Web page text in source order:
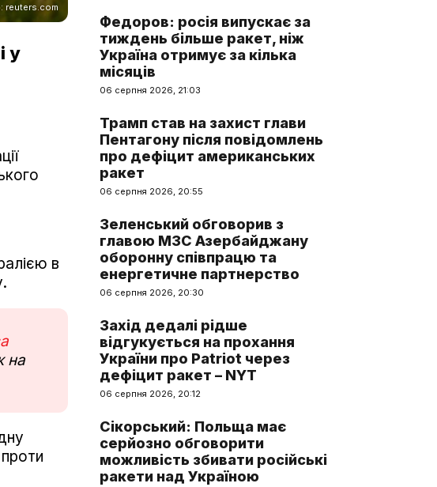
reuters.com
у
в
на
Федоров: росія випускає за
тиждень більше ракет, ніж
Україна отримує за кілька
місяців
06 серпня 2026, 21:03
Трамп став на захист глави
Пентагону після повідомлень
про дефіцит американських
ракет
06 серпня 2026, 20:55
Зеленський обговорив з
главою МЗС Азербайджану
оборонну співпрацю та
енергетичне партнерство
06 серпня 2026, 20:30
Захід дедалі рідше
відгукується на прохання
України про Patriot через
дефіцит ракет – NYT
06 серпня 2026, 20:12
Сікорський: Польща має
серйозно обговорити
можливість збивати російські
ракети над Україною